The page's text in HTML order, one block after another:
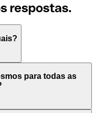
respostas.
for Worldwide
(Sociedade para
onde se
para todas as